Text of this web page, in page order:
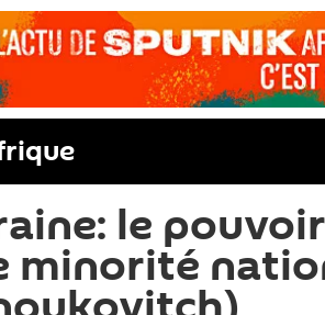
le
minorité